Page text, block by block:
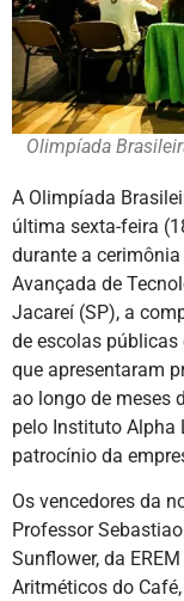
Olimpíada
A Olimpíada
última sexta-feira
durante a
Avançada de
Jacareí (SP), a
de escolas públicas
que apresentaram
ao longo de meses
pelo Instituto Alpha
patrocínio da
Os vencedores da
Professor
Sunflower, da
Aritméticos do